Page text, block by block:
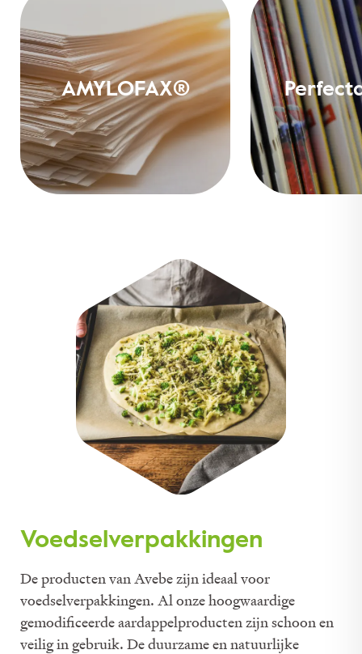
AMYLOFAX®
Voedselverpakkingen
De producten van Avebe zijn ideaal voor
voedselverpakkingen. Al onze hoogwaardige
gemodificeerde aardappelproducten zijn schoon en
veilig in gebruik. De duurzame en natuurlijke